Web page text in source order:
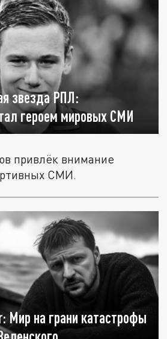
звезда РПЛ:
героем мировых СМИ
привлёк внимание
СМИ.
Мир на грани катастрофы